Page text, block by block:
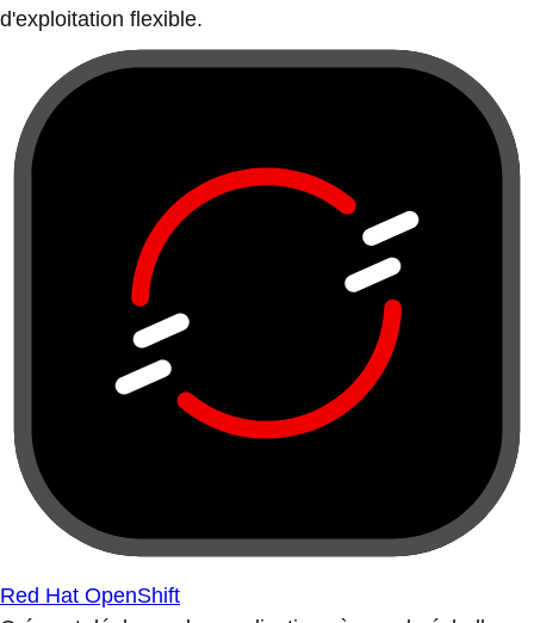
d'exploitation flexible.
Red Hat OpenShift